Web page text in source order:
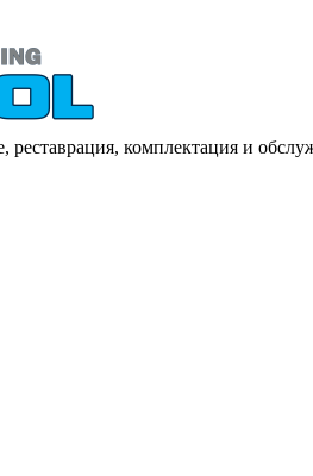
реставрация, комплектация и